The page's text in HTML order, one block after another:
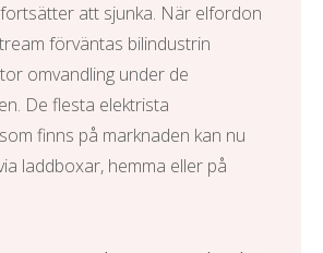
att sjunka. När elfordon
förväntas bilindustrin
omvandling under de
De flesta elektrista
som finns på marknaden kan nu
laddboxar, hemma eller på